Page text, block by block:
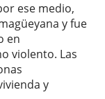
ese medio,
y fue
en
violento. Las
y